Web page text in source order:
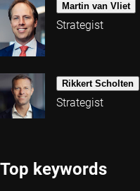
Martin van Vliet
Strategist
Rikkert Scholten
Strategist
Top keywords